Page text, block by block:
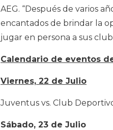
AEG. “Después de varios
encantados de brindar la
jugar en persona a sus
Calendario de eventos
Viernes, 22 de Julio
Juventus vs. Club
Sábado, 23 de Julio